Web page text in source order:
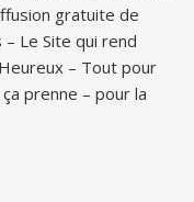
gratuite de
– Le Site qui rend
– Tout pour
prenne – pour la